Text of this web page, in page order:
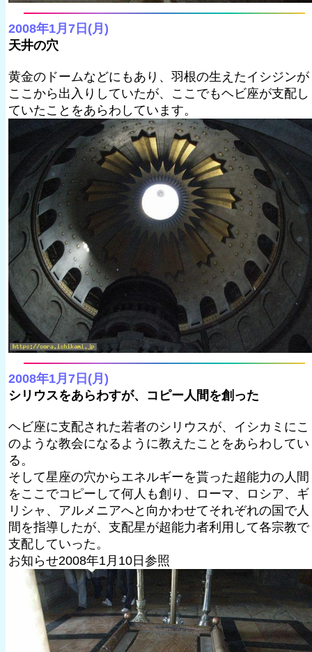
2008年1月7日(月)
天井の穴
黄金のドームなどにもあり、羽根の生えたイシジンが
ここから出入りしていたが、ここでもヘビ座が支配し
ていたことをあらわしています。
2008年1月7日(月)
シリウスをあらわすが、コピー人間を創った
ヘビ座に支配された若者のシリウスが、イシカミにこ
のような教会になるように教えたことをあらわしてい
る。
そして星座の穴からエネルギーを貰った超能力の人間
をここでコピーして何人も創り、ローマ、ロシア、ギ
リシャ、アルメニアへと向かわせてそれぞれの国で人
間を指導したが、支配星が超能力者利用して各宗教で
支配していった。
お知らせ2008年1月10日参照